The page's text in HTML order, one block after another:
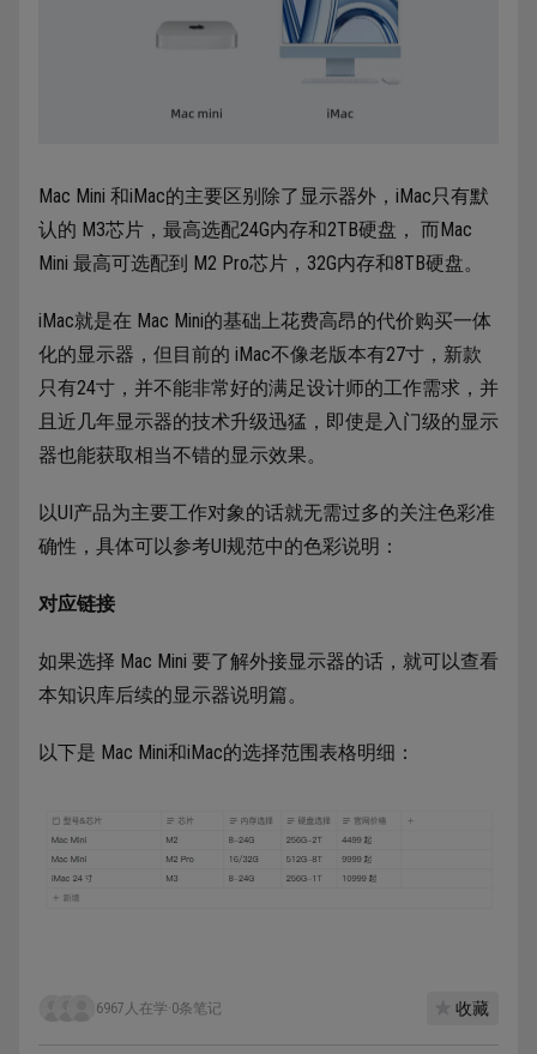
Mac Mini 和iMac的主要区别除了显示器外，iMac只有默
认的 M3芯片，最高选配24G内存和2TB硬盘， 而Mac
Mini 最高可选配到 M2 Pro芯片，32G内存和8TB硬盘。
iMac就是在 Mac Mini的基础上花费高昂的代价购买一体
化的显示器，但目前的 iMac不像老版本有27寸，新款
只有24寸，并不能非常好的满足设计师的工作需求，并
且近几年显示器的技术升级迅猛，即使是入门级的显示
器也能获取相当不错的显示效果。
以UI产品为主要工作对象的话就无需过多的关注色彩准
确性，具体可以参考UI规范中的色彩说明：
对应链接
如果选择 Mac Mini 要了解外接显示器的话，就可以查看
本知识库后续的显示器说明篇。
以下是 Mac Mini和iMac的选择范围表格明细：
6967人在学·0条笔记 收藏